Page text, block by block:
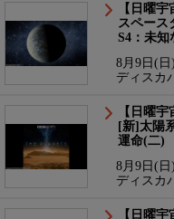
【日曜宇
スペース
S4：未知
8月9日(日
ディスカ
【日曜宇
[新]太陽
運命(二)
8月9日(日
ディスカ
【日曜宇